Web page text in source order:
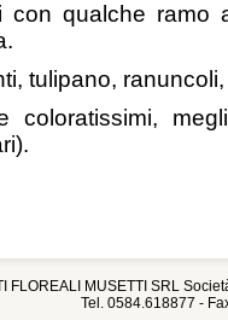
con qualche ramo
tulipano,
coloratissimi,
FLOREALI MUSETTI SRL
Tel. 0584.618877 -